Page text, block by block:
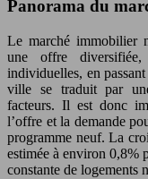
Panorama du
Le marché immobilier
une offre diversifiée,
individuelles, en
ville se traduit par
facteurs. Il est donc
l’offre et la demande
programme neuf. La
estimée à environ 0,8%
constante de logements